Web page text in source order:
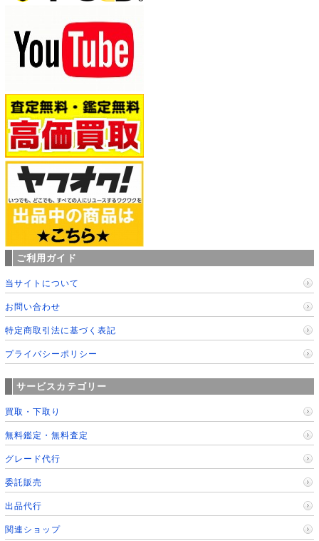
ご利用ガイド
当サイトについて
お問い合わせ
特定商取引法に基づく表記
プライバシーポリシー
サービスカテゴリー
買取・下取り
無料鑑定・無料査定
グレード代行
委託販売
出品代行
関連ショップ